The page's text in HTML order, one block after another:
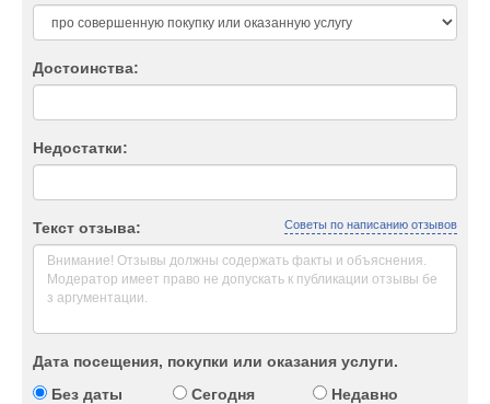
Достоинства:
Недостатки:
Текст отзыва: Советы по написанию отзывов
Дата посещения, покупки или оказания услуги.
Без даты
Сегодня
Недавно